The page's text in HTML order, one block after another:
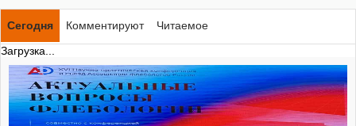
Сегодня Комментируют
Читаемое
Загрузка...